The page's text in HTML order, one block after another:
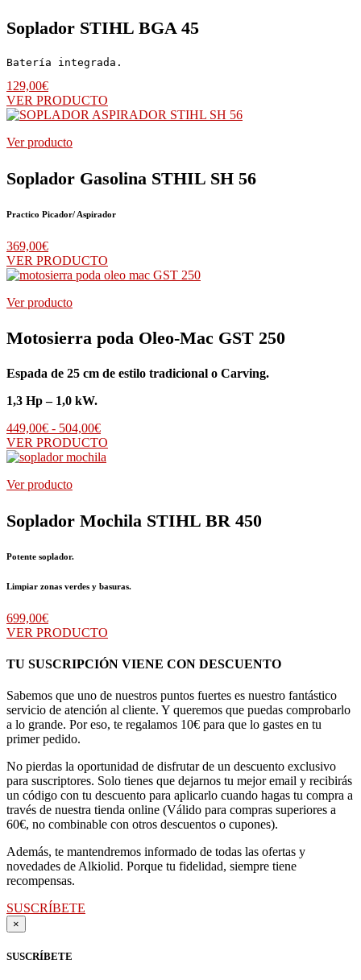
Soplador STIHL BGA 45
Batería integrada.
129,00€
VER PRODUCTO
Ver producto
Soplador Gasolina STHIL SH 56
Practico Picador/ Aspirador
369,00€
VER PRODUCTO
Ver producto
Motosierra poda Oleo-Mac GST 250
Espada de 25 cm de estilo tradicional o Carving.
1,3 Hp – 1,0 kW.
449,00€ - 504,00€Rango
de
precios:
504,00€
VER PRODUCTO
Ver producto
Soplador Mochila STIHL BR 450
Potente soplador.
Limpiar zonas verdes y basuras.
699,00€
VER PRODUCTO
TU SUSCRIPCIÓN VIENE CON DESCUENTO
Sabemos que uno de nuestros puntos fuertes es nuestro fantástico
servicio de atención al cliente. Y queremos que puedas comprobarlo
a lo grande. Por eso, te regalamos 10€ para que lo gastes en tu
primer pedido.
No pierdas la oportunidad de disfrutar de un descuento exclusivo
para suscriptores. Solo tienes que dejarnos tu mejor email y recibirás
un código con tu descuento para aplicarlo cuando hagas tu compra a
través de nuestra tienda online (Válido para compras superiores a
60€, no combinable con otros descuentos o cupones).
Además, te mantendremos informado de todas las ofertas y
novedades de Alkiolid. Porque tu fidelidad, siempre tiene
recompensas.
SUSCRÍBETE
×
SUSCRÍBETE